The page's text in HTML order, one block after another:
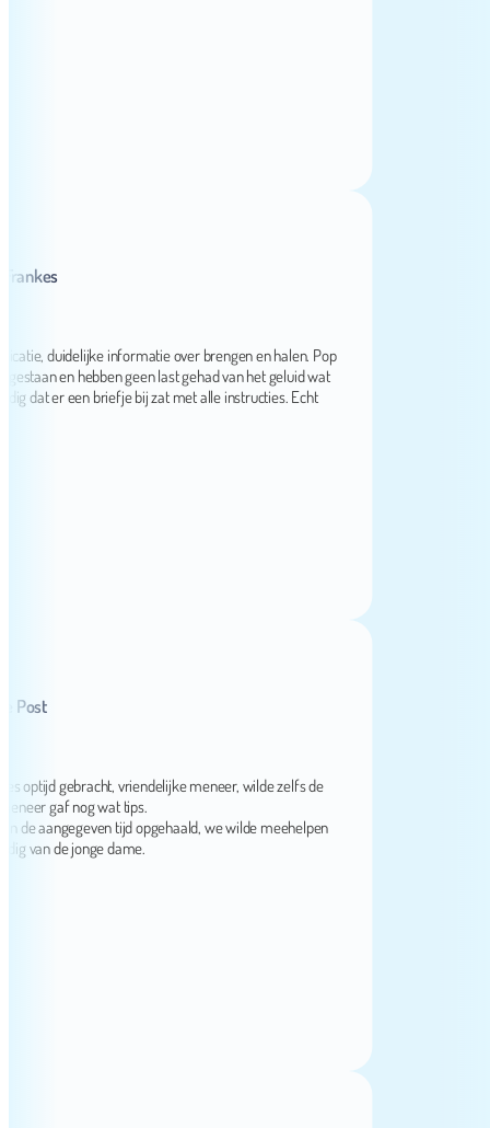
duidelijke informatie over brengen en halen. Pop
en hebben geen last gehad van het geluid wat
er een briefje bij zat met alle instructies. Echt
gebracht, vriendelijke meneer, wilde zelfs de
gaf nog wat tips.
aangegeven tijd opgehaald, we wilde meehelpen
de jonge dame.